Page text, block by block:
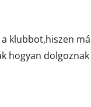
klubbot,hiszen
hogyan